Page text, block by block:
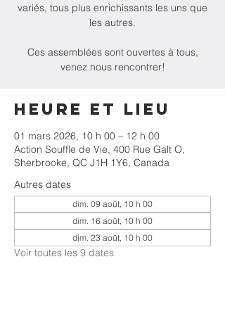
variés, tous plus enrichissants les uns que
les autres.
Ces assemblées sont ouvertes à tous,
venez nous rencontrer!
Heure et lieu
01 mars 2026, 10 h 00 – 12 h 00
Action Souffle de Vie, 400 Rue Galt O,
Sherbrooke, QC J1H 1Y6, Canada
Autres dates
dim. 09 août, 10 h 00
dim. 16 août, 10 h 00
dim. 23 août, 10 h 00
Voir toutes les 9 dates